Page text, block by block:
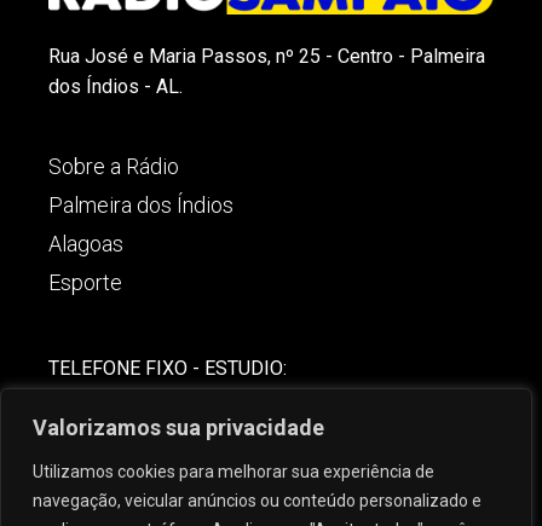
Valorizamos sua privacidade
Utilizamos cookies para melhorar sua experiência de
navegação, veicular anúncios ou conteúdo personalizado e
Rua José e Maria Passos, nº 25 - Centro - Palmeira
dos Índios - AL.
Sobre a Rádio
Palmeira dos Índios
Alagoas
Esporte
TELEFONE FIXO - ESTUDIO:
(82) 99621-8806